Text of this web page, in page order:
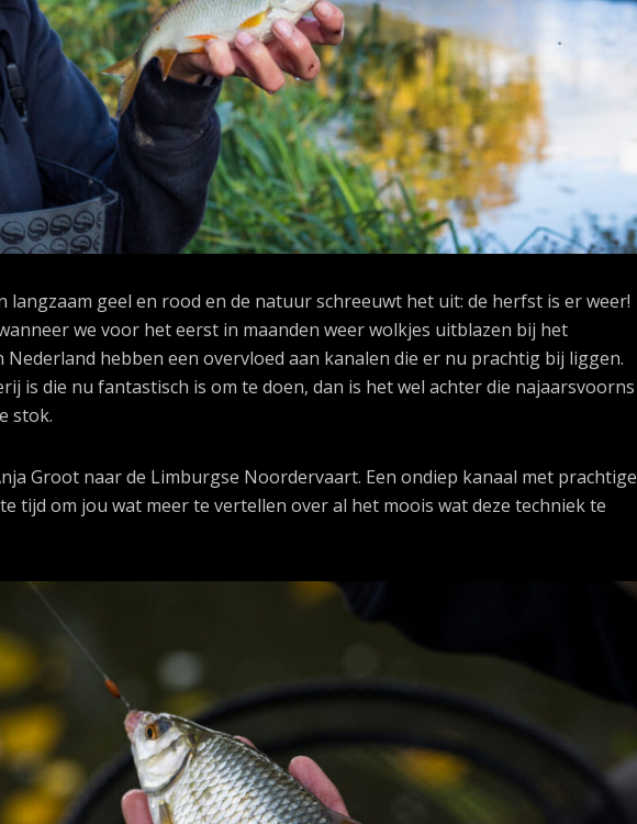
langzaam geel en rood en de natuur schreeuwt het uit: de herfst is er weer!
we voor het eerst in maanden weer wolkjes uitblazen bij het
Nederland hebben een overvloed aan kanalen die er nu prachtig bij liggen.
is die nu fantastisch is om te doen, dan is het wel achter die najaarsvoorns
stok.
Groot naar de Limburgse Noordervaart. Een ondiep kanaal met prachtige
tijd om jou wat meer te vertellen over al het moois wat deze techniek te